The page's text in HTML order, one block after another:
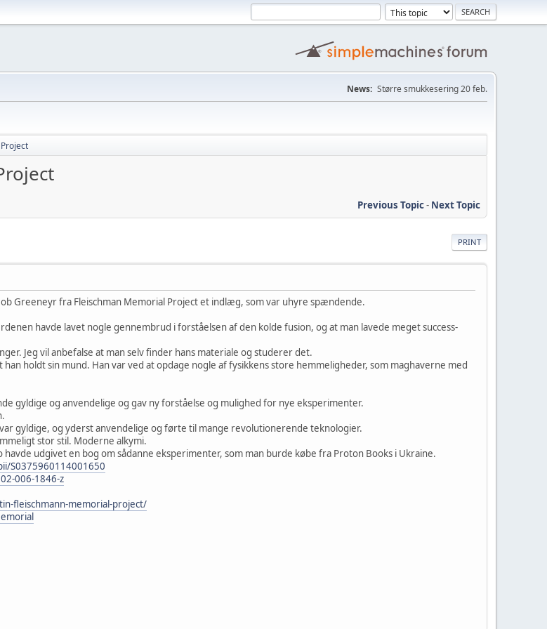
News: Større smukkesering 20 feb.
Previous Topic- Next Topic
PRINT
Greeneyr fra Fleischman Memorial Project et indlæg, som var uhyre spændende.
havde lavet nogle gennembrud i forståelsen af den kolde fusion, og at man lavede meget success-
Jeg vil anbefalse at man selv finder hans materiale og studerer det.
holdt sin mund. Han var ved at opdage nogle af fysikkens store hemmeligheder, som maghaverne med
gyldige og anvendelige og gav ny forståelse og mulighed for nye eksperimenter.
gyldige, og yderst anvendelige og førte til mange revolutionerende teknologier.
stor stil. Moderne alkymi.
udgivet en bog om sådanne eksperimenter, som man burde købe fra Proton Books i Ukraine.
S0375960114001650
006-1846-z
fleischmann-memorial-project/